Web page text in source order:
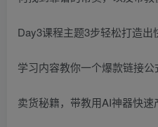
Day3课程主题3步轻松打造出
学习内容教你一个爆款链接
卖货秘籍，带教用AI神器快速